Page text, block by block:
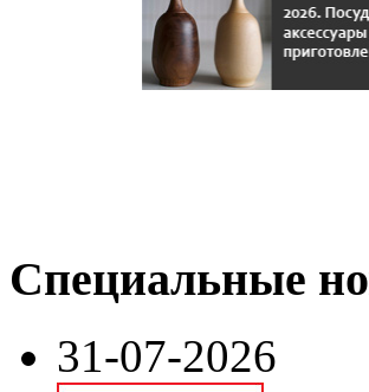
Специальные
31-07-2026